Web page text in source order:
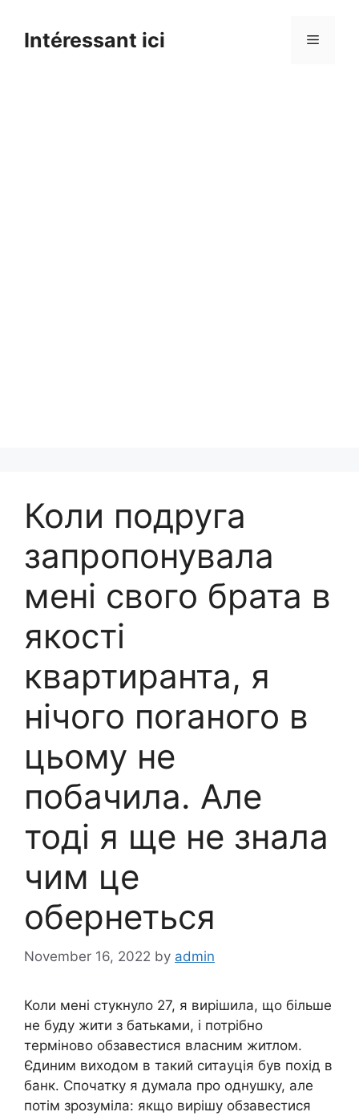
contentIntéressant ici Menu
Коли подруга
запропонувала
мені свого брата в
якості
квартиранта, я
нічого пorаного в
цьому не
побачила. Але
тоді я ще не знала
чим це
обернеться
November 16, 2022 by admin
Коли мені стукнуло 27, я вирішила, що більше
не буду жити з батьками, і потрібно
терміново обзавестися власним житлом.
Єдиним виходом в такий ситауція був похід в
банк. Спочатку я думала про однушку, але
потім зрозуміла: якщо вирішу обзавестися